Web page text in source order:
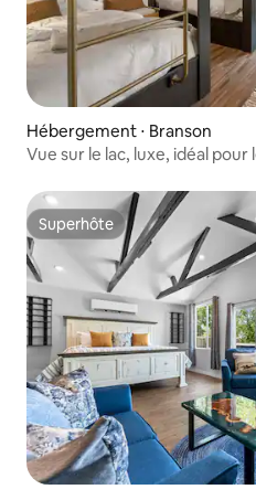
Hébergement ⋅ Branson
Vue sur le lac, luxe, idéal
Superhôte
Superhôte